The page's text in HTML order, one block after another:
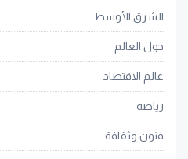
الشرق الأوسط
حول العالم
عالم الاقتصاد
رياضة
فنون وثقافة